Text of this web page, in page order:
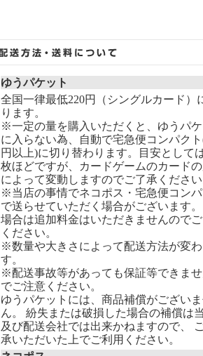
ゆうパケット
全国一律最低220円（シングルカード）
ります。
※一定の量を購入いただくと、ゆうパケ
に入らない為、自動で宅急便コンパクト
円以上)に切り替わります。目安として
枚ほどですが、カードゲームのカードの
によって変動しますのでご了承ください
※当店の事情でネコポス・宅急便コンパ
で送らせていただく場合がございます
場合は追加料金はいただきませんので
ください。
※数量や大きさによって配送方法が変わ
す。
※配送事故等があっても保証等できま
でご注意ください。
ゆうパケットには、商品補償がござい
ん。 紛失または破損した場合の補償は
及び配送会社では出来かねますので、
承いただいた上でご利用ください。